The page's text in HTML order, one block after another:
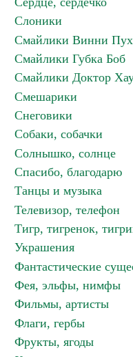
Слоники
Смайлики Винни Пух
Смайлики Губка Боб
Смайлики Доктор
Смешарики
Снеговики
Собаки, собачки
Солнышко, солнце
Спасибо, благодарю
Танцы и музыка
Телевизор, телефон
Тигр, тигренок,
Украшения
Фантастические
Фея, эльфы, нимфы
Фильмы, артисты
Флаги, гербы
Фрукты, ягоды